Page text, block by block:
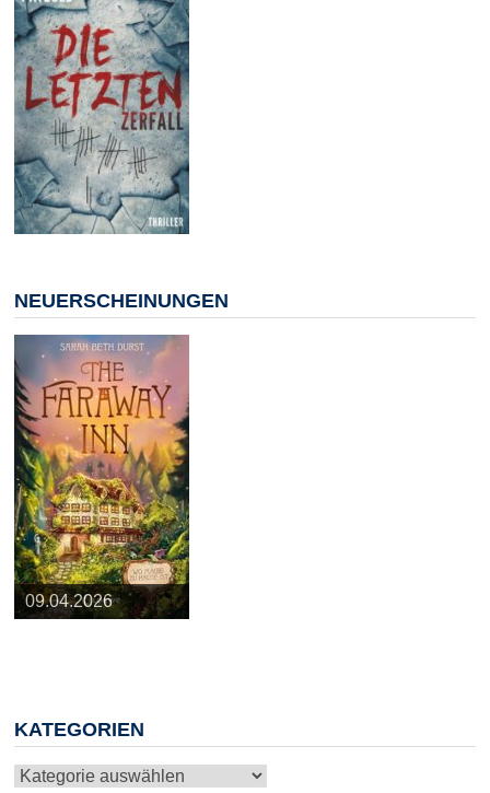
NEUERSCHEINUNGEN
25.03.2026
09.04.2026
20.05.2026
10.06.2026
13.08.2026
KATEGORIEN
Kategorien